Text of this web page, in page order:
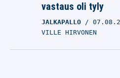
vastaus oli tyly
JALKAPALLO
VILLE HIRVONEN